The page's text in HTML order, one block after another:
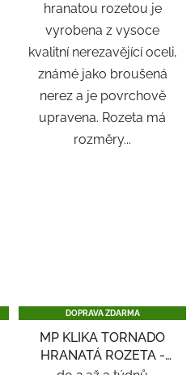
hranatou rozetou je
vyrobena z vysoce
kvalitní nerezavějící oceli,
známé jako broušená
nerez a je povrchově
upravena. Rozeta má
rozměry...
DOPRAVA ZDARMA
MP KLIKA TORNADO
HRANATÁ ROZETA -